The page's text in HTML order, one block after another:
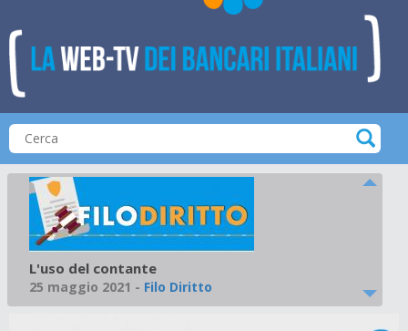
L'uso del contante
25 maggio 2021 - Filo Diritto